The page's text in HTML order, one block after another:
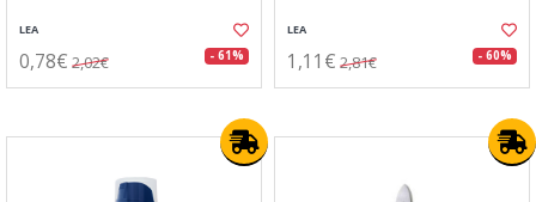
LEA
0,78€ 2,02€ - 61%
LEA
1,11€ 2,81€ - 60%